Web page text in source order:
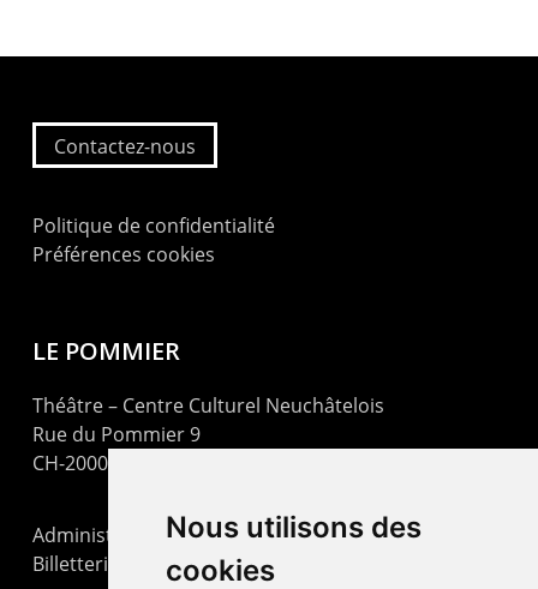
Nous utilisons des
cookies
Contactez-nous
Politique de confidentialité
Préférences cookies
LE POMMIER
Théâtre – Centre Culturel Neuchâtelois
Rue du Pommier 9
CH-2000 Neuchâtel
Administration : +41 32 725 03 03
Billetterie : +41 32 725 05 05